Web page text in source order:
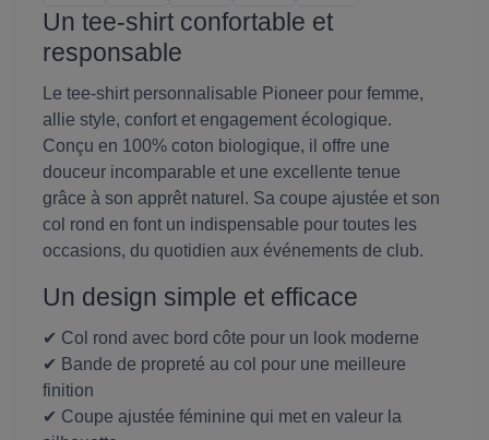
Un tee-shirt confortable et
responsable
Le tee-shirt personnalisable Pioneer pour femme,
allie style, confort et engagement écologique.
Conçu en 100% coton biologique, il offre une
douceur incomparable et une excellente tenue
grâce à son apprêt naturel. Sa coupe ajustée et son
col rond en font un indispensable pour toutes les
occasions, du quotidien aux événements de club.
Un design simple et efficace
✔ Col rond avec bord côte pour un look moderne
✔ Bande de propreté au col pour une meilleure
finition
✔ Coupe ajustée féminine qui met en valeur la